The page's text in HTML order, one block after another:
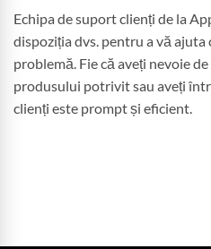
Echipa de suport clienți de la
dispoziția dvs. pentru a vă ajuta
problemă. Fie că aveți nevoie
produsului potrivit sau aveți
clienți este prompt și eficient.